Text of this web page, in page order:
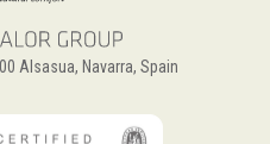
Alsasua, Navarra, Spain